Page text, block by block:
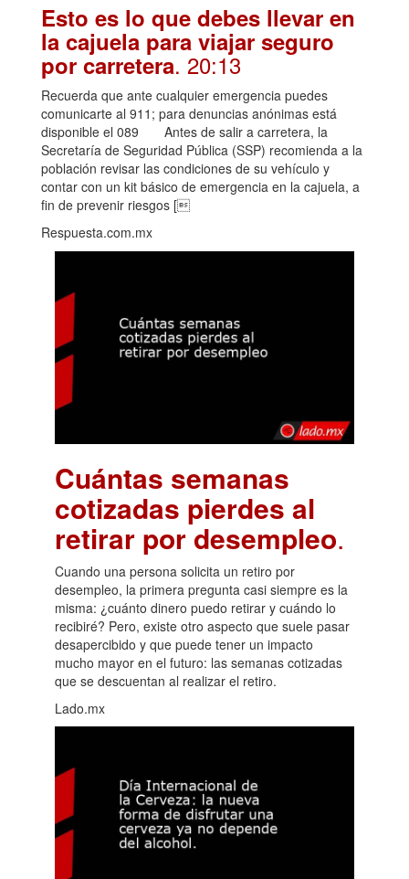
Esto es lo que debes llevar en
la cajuela para viajar seguro
por carretera. 20:13
Recuerda que ante cualquier emergencia puedes
comunicarte al 911; para denuncias anónimas está
disponible el 089 Antes de salir a carretera, la
Secretaría de Seguridad Pública (SSP) recomienda a la
población revisar las condiciones de su vehículo y
contar con un kit básico de emergencia en la cajuela, a
fin de prevenir riesgos [
Respuesta.com.mx
Cuántas semanas
cotizadas pierdes al
retirar por desempleo.
Cuando una persona solicita un retiro por
desempleo, la primera pregunta casi siempre es la
misma: ¿cuánto dinero puedo retirar y cuándo lo
recibiré? Pero, existe otro aspecto que suele pasar
desapercibido y que puede tener un impacto
mucho mayor en el futuro: las semanas cotizadas
que se descuentan al realizar el retiro.
Lado.mx